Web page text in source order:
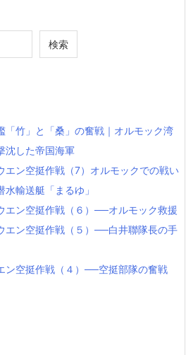
検索
竹」と「桑」の奮戦｜オルモック湾
沈した帝国海軍
ン空挺作戦（7）オルモックでの戦い
輸送艇「まるゆ」
ン空挺作戦（６）──オルモック救援
ン空挺作戦（５）──白井聯隊長の手
ン空挺作戦（４）──空挺部隊の奮戦